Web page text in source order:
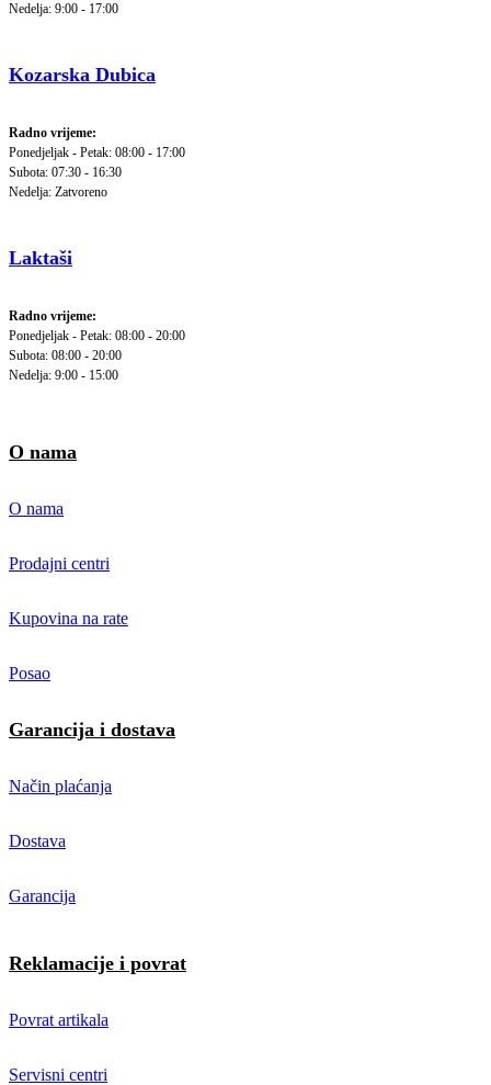
Nedelja: 9:00 - 17:00
Kozarska Dubica
Radno vrijeme:
Ponedjeljak - Petak: 08:00 - 17:00
Subota: 07:30 - 16:30
Nedelja: Zatvoreno
Laktaši
Radno vrijeme:
Ponedjeljak - Petak: 08:00 - 20:00
Subota: 08:00 - 20:00
Nedelja: 9:00 - 15:00
O nama
O nama
Prodajni centri
Kupovina na rate
Posao
Garancija i dostava
Način plaćanja
Dostava
Garancija
Reklamacije i povrat
Povrat artikala
Servisni centri